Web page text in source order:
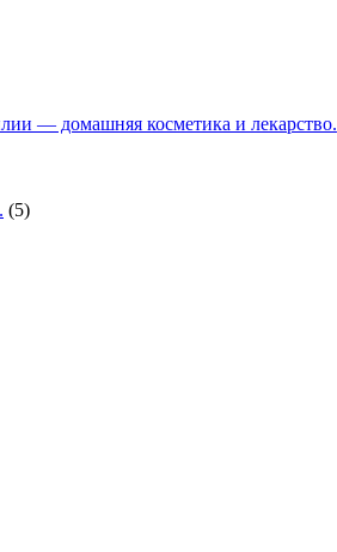
— домашняя косметика и лекарство.
(5)